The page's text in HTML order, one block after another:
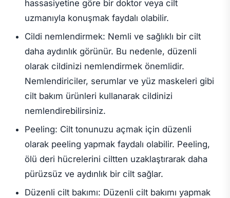
hassasiyetine göre bir doktor veya cilt
uzmanıyla konuşmak faydalı olabilir.
Cildi nemlendirmek: Nemli ve sağlıklı bir cilt
daha aydınlık görünür. Bu nedenle, düzenli
olarak cildinizi nemlendirmek önemlidir.
Nemlendiriciler, serumlar ve yüz maskeleri gibi
cilt bakım ürünleri kullanarak cildinizi
nemlendirebilirsiniz.
Peeling: Cilt tonunuzu açmak için düzenli
olarak peeling yapmak faydalı olabilir. Peeling,
ölü deri hücrelerini ciltten uzaklaştırarak daha
pürüzsüz ve aydınlık bir cilt sağlar.
Düzenli cilt bakımı: Düzenli cilt bakımı yapmak